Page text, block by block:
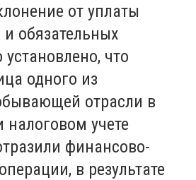
от уплаты
и обязательных
что
одного из
отрасли в
налоговом учете
финансово-
в результате